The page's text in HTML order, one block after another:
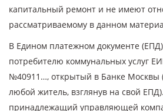
капитальный ремонт и не имеют
рассматриваемому в данном
В Едином платежном документе
потребителю коммунальных услуг
№40911…, открытый в Банке Москвы
любой житель, взглянув на свой
принадлежащий управляющей